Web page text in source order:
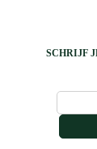
SCHRIJF